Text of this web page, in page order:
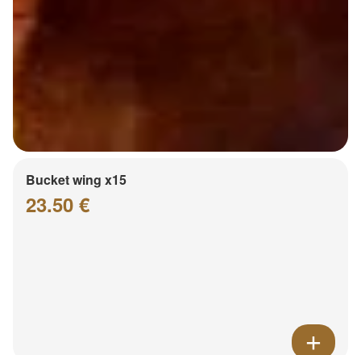
Bucket wing x15
23.50 €